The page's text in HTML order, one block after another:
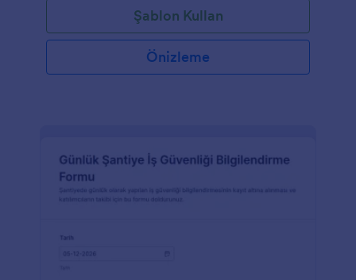
Şablon Kullan
Önizleme